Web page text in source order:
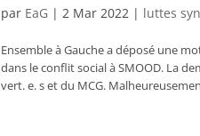
par EaG | 2 Mar 2022| luttes
Ensemble à Gauche a déposé une
dans le conflit social à SMOOD. La
vert. e. s et du MCG.